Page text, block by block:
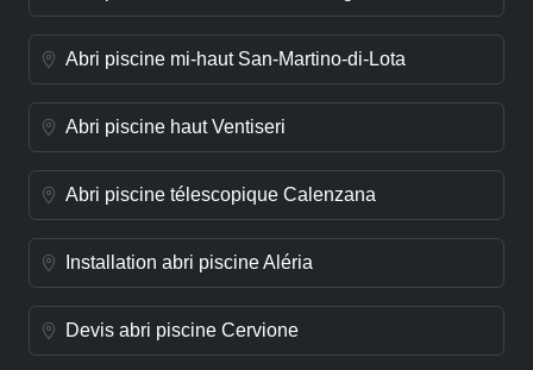
Abri piscine mi-haut San-Martino-di-Lota
Abri piscine haut Ventiseri
Abri piscine télescopique Calenzana
Installation abri piscine Aléria
Devis abri piscine Cervione